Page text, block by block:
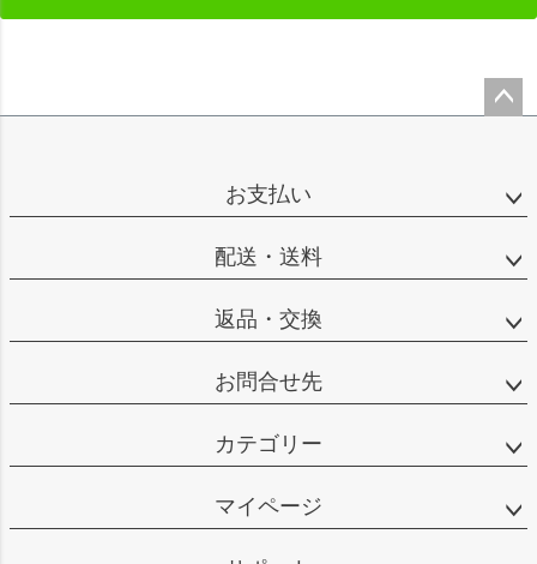
お支払い
配送・送料
返品・交換
お問合せ先
カテゴリー
マイページ